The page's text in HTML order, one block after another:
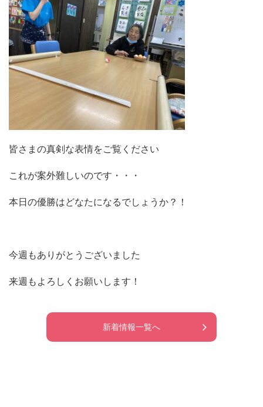
皆さまの真剣な表情をご覧ください
これが案外難しいのです・・・
本日の優勝はどなたになるでしょうか？！
今週もありがとうございました
来週もよろしくお願いします！
新着情報一覧へ